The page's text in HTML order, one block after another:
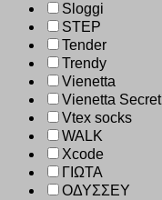
Sloggi
STEP
Tender
Trendy
Vienetta
Vienetta Secret
Vtex socks
WALK
Xcode
ΓΙΩΤΑ
ΟΔΥΣΣΕΥ